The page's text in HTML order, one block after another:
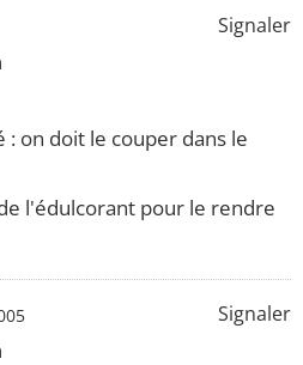
Signaler
on doit le couper dans le
l'édulcorant pour le rendre
Signaler